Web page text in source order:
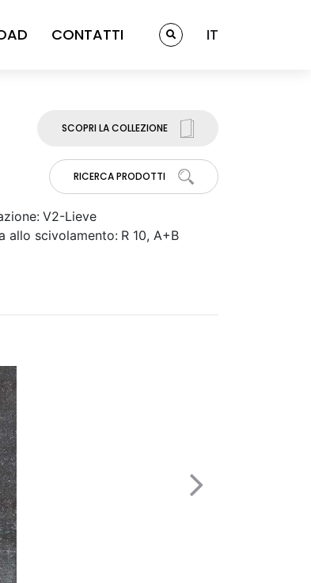
CONTATTI IT
SCOPRI LA COLLEZIONE
RICERCA PRODOTTI
V2-Lieve
allo scivolamento: R 10, A+B